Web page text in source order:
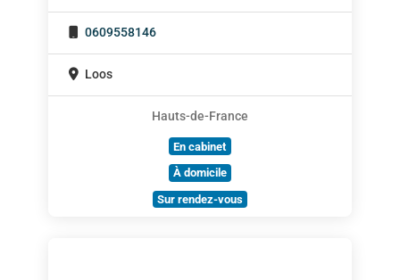
0609558146
Loos
Hauts-de-France
En cabinet
À domicile
Sur rendez-vous